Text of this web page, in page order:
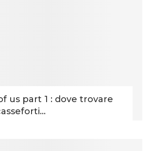
us part 1 : dove trovare